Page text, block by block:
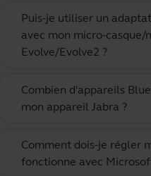
Puis-je utiliser un
avec mon micro-casque/
Evolve/Evolve2 ?
Combien d'appareils
mon appareil Jabra ?
Comment dois-je régler
fonctionne avec